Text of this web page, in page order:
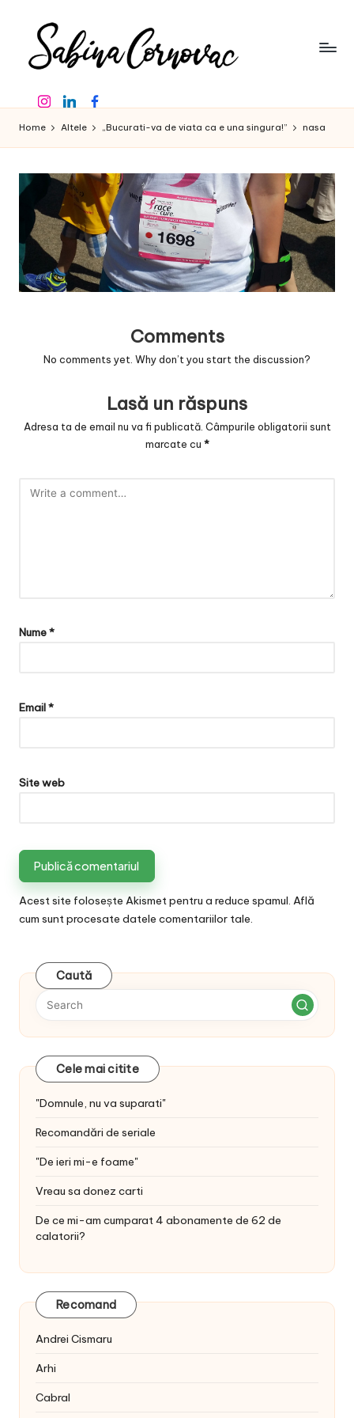
content
a
b
in
a
C
o
r
c
in
creator
de
16
ani
InstagramLinkedinFacebook
Home Altele „Bucurati-va de viata ca e una singura!” nasa
Comments
No comments yet. Why don’t you start the discussion?
Lasă un răspuns
Adresa ta de email nu va fi publicată. Câmpurile obligatorii sunt
marcate cu *
Nume*
Email*
Site web
Acest site folosește Akismet pentru a reduce spamul. Află
cum sunt procesate datele comentariilor tale.
Caută
Cele mai citite
"Domnule, nu va suparati"
Recomandări de seriale
"De ieri mi-e foame"
Vreau sa donez carti
De ce mi-am cumparat 4 abonamente de 62 de
calatorii?
Recomand
Andrei Cismaru
Arhi
Cabral